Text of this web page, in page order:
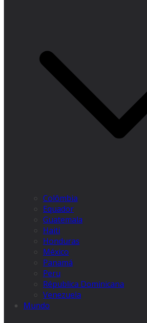
Colômbia
Equador
Guatemala
Haiti
Honduras
México
Panamá
Peru
Républica Dominicana
Venezuela
Mundo